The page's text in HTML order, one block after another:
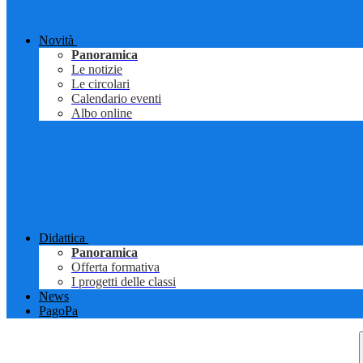
Novità
Panoramica
Le notizie
Le circolari
Calendario eventi
Albo online
Didattica
Panoramica
Offerta formativa
I progetti delle classi
News
PagoPa